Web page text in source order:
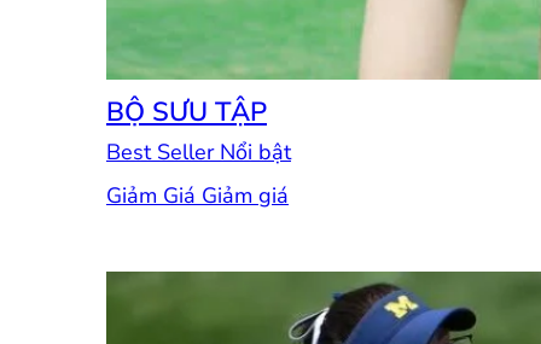
BỘ SƯU TẬP
Best Seller
Giảm Giá